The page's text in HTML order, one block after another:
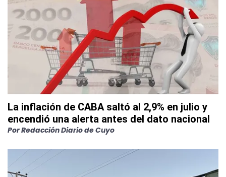
La inflación de CABA saltó al 2,9% en julio y
encendió una alerta antes del dato nacional
PorRedacción Diario de Cuyo